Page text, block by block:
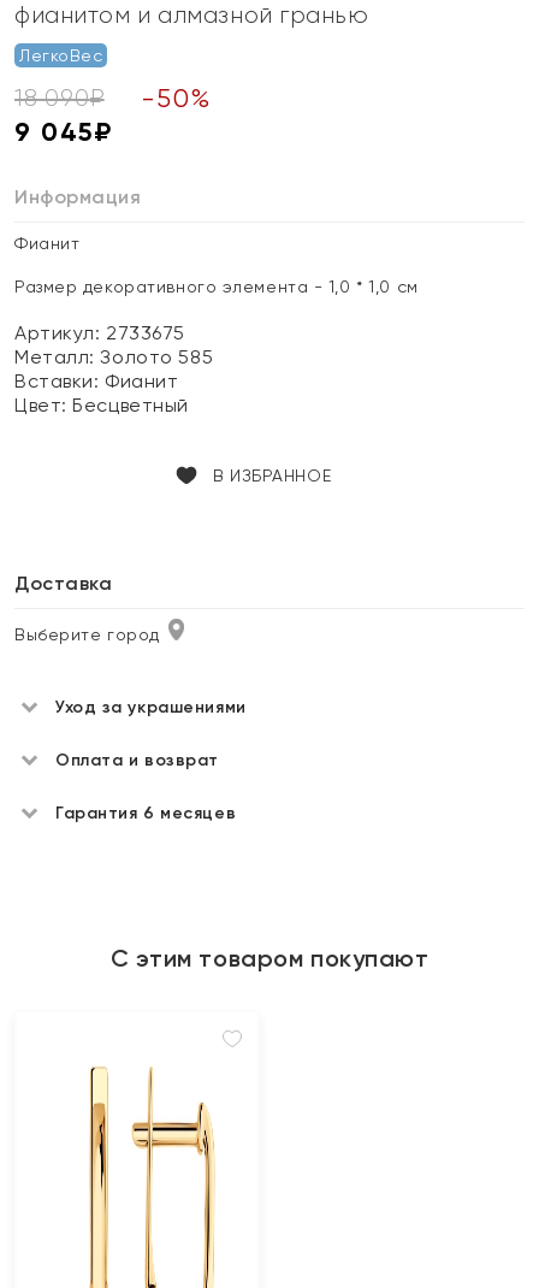
фианитом и алмазной гранью
ЛегкоВес
18 090₽ -50%
9 045₽
Информация
Фианит
Размер декоративного элемента - 1,0 * 1,0 см
Артикул: 2733675
Металл:Золото 585
Вставки: Фианит
Цвет:Бесцветный
В ИЗБРАННОЕ
Доставка
Выберите город
Уход за украшениями
Оплата и возврат
Гарантия 6 месяцев
С этим товаром покупают